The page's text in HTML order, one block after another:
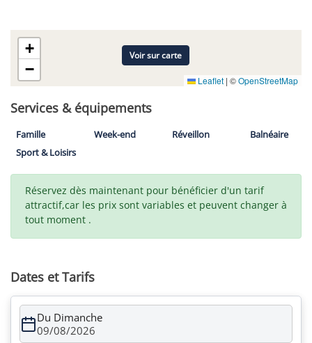
+
−
Leaflet | ©OpenStreetMap
Voir sur carte
Services & équipements
Famille Week-end Réveillon
Balnéaire
Sport & Loisirs
Réservez dès maintenant pour bénéficier d'un tarif
attractif,car les prix sont variables et peuvent changer à
tout moment .
Dates et Tarifs
Du Dimanche
09/08/2026